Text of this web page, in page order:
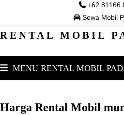
+62 81166
Sewa Mobil
RENTAL MOBIL
MENU RENTAL MOBIL
Harga Rental Mobil